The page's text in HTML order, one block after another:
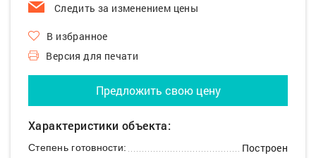
Следить за изменением цены
В избранное
Версия для печати
Предложить свою цену
Характеристики объекта:
Степень готовности: Построен